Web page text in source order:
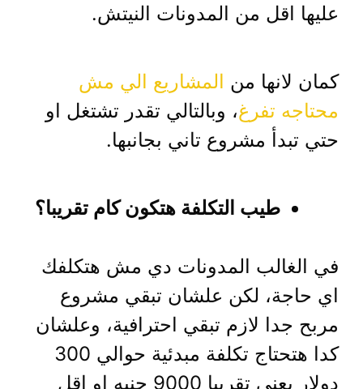
عليها اقل من المدونات النيتش.
كمان لانها من المشاريع الي مش
محتاجه تفرغ، وبالتالي تقدر تشتغل او
حتي تبدأ مشروع تاني بجانبها.
طيب التكلفة هتكون كام تقريبا؟
في الغالب المدونات دي مش هتكلفك
اي حاجة، لكن علشان تبقي مشروع
مربح جدا لازم تبقي احترافية، وعلشان
كدا هتحتاج تكلفة مبدئية حوالي 300
دولار يعني تقريبا 9000 جنيه او اقل